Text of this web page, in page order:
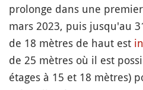
prolonge dans une
mars 2023, puis jusqu'au
de 18 mètres de haut est
de 25 mètres où il est
étages à 15 et 18 mètres)